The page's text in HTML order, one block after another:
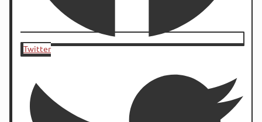
Twitter